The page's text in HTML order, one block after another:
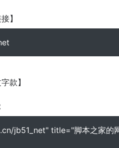
】
款】
jb51_net" title="脚本之家的